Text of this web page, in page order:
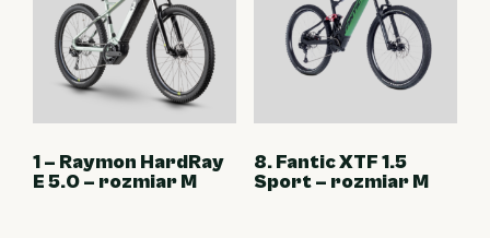
1 – Raymon HardRay
E 5.0 – rozmiar M
8. Fantic XTF 1.5
Sport – rozmiar M